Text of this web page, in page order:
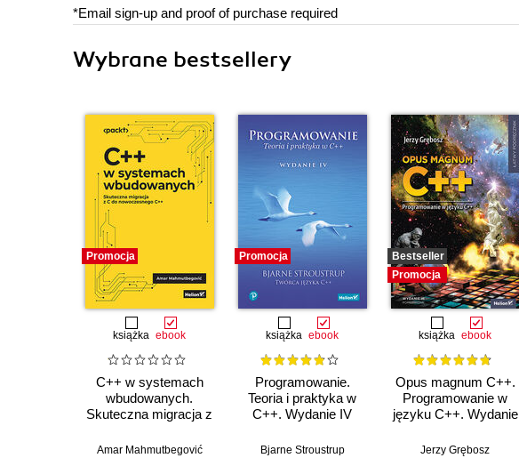
*Email sign-up and proof of purchase required
Wybrane bestsellery
Promocja
książka ebook
C++ w systemach
wbudowanych.
Skuteczna migracja z
C++
Amar Mahmutbegović
Promocja
książka ebook
Programowanie.
Teoria i praktyka w
C++. Wydanie IV
Bjarne Stroustrup
Bestseller
Promocja
książka ebook
Opus magnum C++.
Programowanie w
języku C++. Wydanie
(komplet)
Jerzy Grębosz